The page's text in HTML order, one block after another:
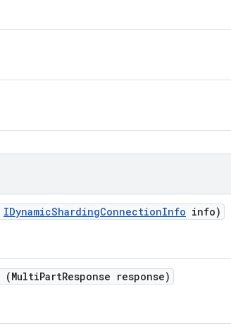
IDynamicShardingConnectionInfo info)
(MultiPartResponse response)